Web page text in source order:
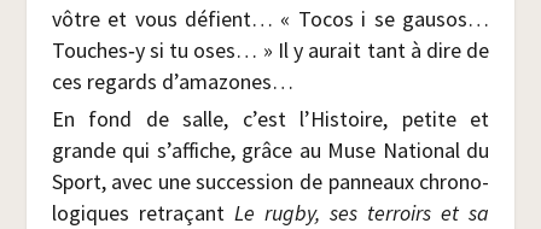
vôtre et vous défient… « Tocos i se gausos…
Touches‑y si tu oses… » Il y aurait tant à dire de
ces regards d’amazones…
En fond de salle, c’est l’Histoire, petite et
grande qui s’affiche, grâce au Muse Natio­nal du
Sport, avec une suc­ces­sion de pan­neaux chro­no­
lo­giques retra­çant Le rug­by, ses ter­roirs et sa